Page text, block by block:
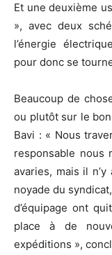
Et une deuxième
», avec deux
l’énergie
pour donc se
Beaucoup de
ou plutôt sur le
Bavi : « Nous
responsable nous
avaries, mais il
noyade du
d’équipage ont
place à de
expéditions »,